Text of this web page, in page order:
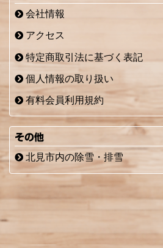
会社情報
アクセス
特定商取引法に基づく表記
個人情報の取り扱い
有料会員利用規約
その他
北見市内の除雪・排雪